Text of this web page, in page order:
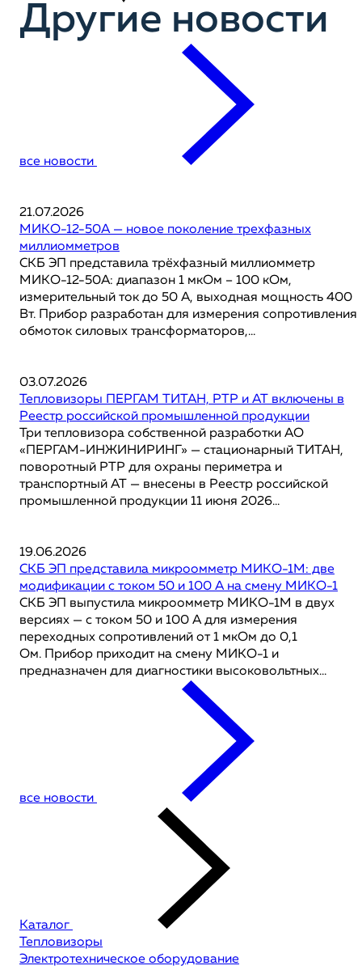
Другие новости
все новости
21.07.2026
МИКО-12-50А — новое поколение трехфазных
миллиомметров
СКБ ЭП представила трёхфазный миллиомметр
МИКО-12-50А: диапазон 1 мкОм – 100 кОм,
измерительный ток до 50 А, выходная мощность 400
Вт. Прибор разработан для измерения сопротивления
обмоток силовых трансформаторов,...
03.07.2026
Тепловизоры ПЕРГАМ ТИТАН, РТР и АТ включены в
Реестр российской промышленной продукции
Три тепловизора собственной разработки АО
«ПЕРГАМ-ИНЖИНИРИНГ» — стационарный ТИТАН,
поворотный РТР для охраны периметра и
транспортный АТ — внесены в Реестр российской
промышленной продукции 11 июня 2026...
19.06.2026
СКБ ЭП представила микроомметр МИКО-1М: две
модификации с током 50 и 100 А на смену МИКО-1
СКБ ЭП выпустила микроомметр МИКО-1М в двух
версиях — с током 50 и 100 А для измерения
переходных сопротивлений от 1 мкОм до 0,1
Ом. Прибор приходит на смену МИКО-1 и
предназначен для диагностики высоковольтных...
все новости
Каталог
Тепловизоры
Электротехническое оборудование